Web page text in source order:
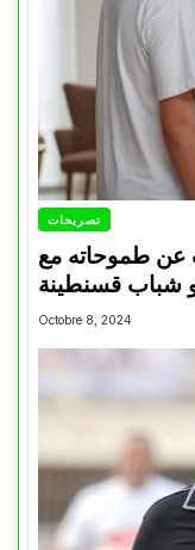
تصريحات
عن طموحاته مع
و شباب قسنطينة
Octobre 8, 2024